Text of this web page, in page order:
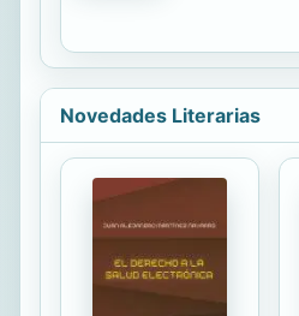
los principales
materia. A
organizadas
explican los
más
decorativas y
punto de vista
Novedades Literarias